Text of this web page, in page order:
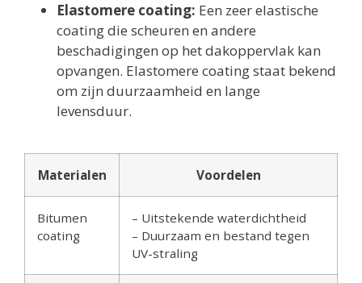
Elastomere coating: Een zeer elastische
coating die scheuren en andere
beschadigingen op het dakoppervlak kan
opvangen. Elastomere coating staat bekend
om zijn duurzaamheid en lange
levensduur.
Materialen Voordelen
Bitumen
coating
– Uitstekende waterdichtheid
– Duurzaam en bestand tegen
UV-straling